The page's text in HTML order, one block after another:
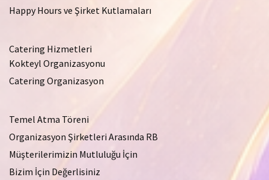
Happy Hours ve Şirket Kutlamaları
Catering Hizmetleri
Kokteyl Organizasyonu
Catering Organizasyon
Temel Atma Töreni
Organizasyon Şirketleri Arasında RB
Müşterilerimizin Mutluluğu İçin
Bizim İçin Değerlisiniz